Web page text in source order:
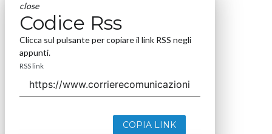
close
Codice Rss
Clicca sul pulsante per copiare il link RSS negli
appunti.
RSS link
COPIA LINK